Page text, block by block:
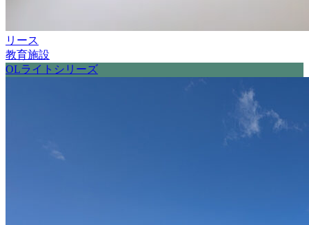
リース
教育施設
OLライトシリーズ